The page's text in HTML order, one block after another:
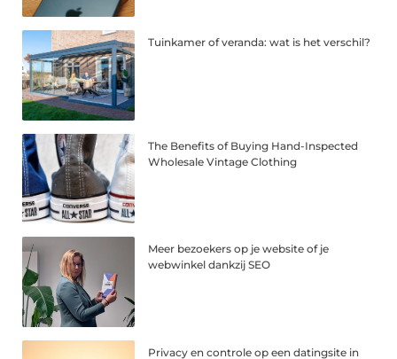
Tuinkamer of veranda: wat is het verschil?
The Benefits of Buying Hand-Inspected
Wholesale Vintage Clothing
Meer bezoekers op je website of je
webwinkel dankzij SEO
Privacy en controle op een datingsite in